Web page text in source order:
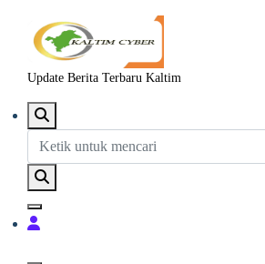
Update Berita Terbaru Kaltim